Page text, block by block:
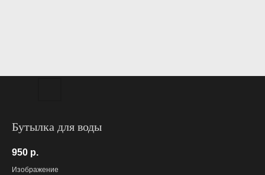
Бутылка для воды
950 р.
Изображение